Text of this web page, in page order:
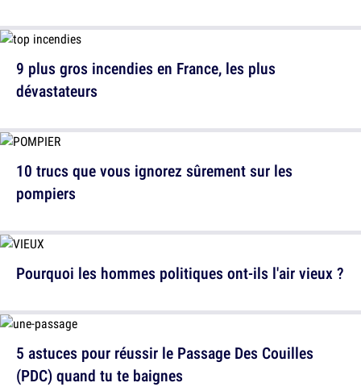
10 trucs que vous ignorez sûrement sur les
pompiers
5 astuces pour réussir le Passage Des Couilles
(PDC) quand tu te baignes
9 plus gros incendies en France, les plus
dévastateurs
Pourquoi les hommes politiques ont-ils l'air vieux ?